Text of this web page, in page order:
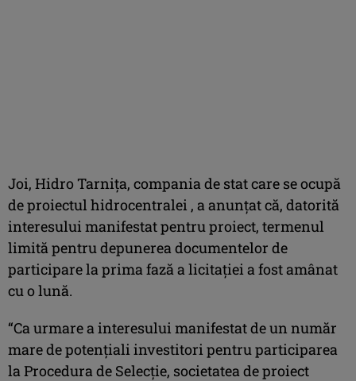
Joi, Hidro Tarniţa, compania de stat care se ocupă
de proiectul hidrocentralei , a anunţat că, datorită
interesului manifestat pentru proiect, termenul
limită pentru depunerea documentelor de
participare la prima fază a licitaţiei a fost amânat
cu o lună.
“Ca urmare a interesului manifestat de un număr
mare de potenţiali investitori pentru participarea
la Procedura de Selecţie, societatea de proiect